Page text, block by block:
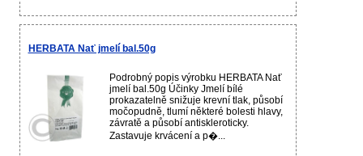
HERBATA Nať jmelí bal.50g
Podrobný popis výrobku HERBATA Nať
jmelí bal.50g Účinky Jmelí bílé
prokazatelně snižuje krevní tlak, působí
močopudně, tlumí některé bolesti hlavy,
závratě a působí antiskleroticky.
Zastavuje krvácení a p�...